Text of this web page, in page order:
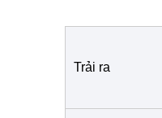
Trải ra